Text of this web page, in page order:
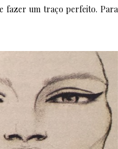
fazer um traço perfeito. Para